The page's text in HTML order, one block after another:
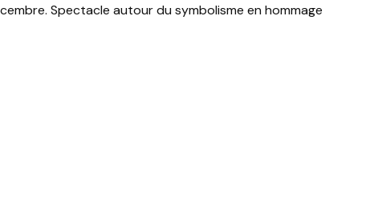
Spectacle autour du symbolisme en hommage